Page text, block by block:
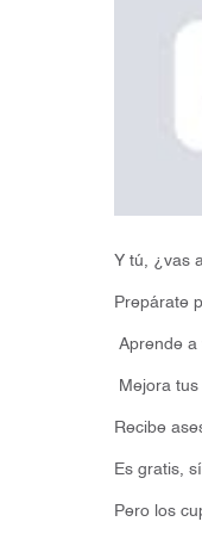
Y tú, ¿vas
Prepárate
Aprende a
Mejora
Recibe
Es gratis,
Pero los